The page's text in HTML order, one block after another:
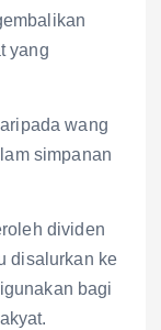
yang
wang
simpanan
dividen
disalurkan ke
bagi